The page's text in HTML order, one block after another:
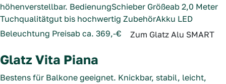
höhenverstellbar. BedienungSchieber Größeab 2,0 Meter
Tuchqualitätgut bis hochwertig ZubehörAkku LED
Beleuchtung Preisab ca. 369,-€ Zum Glatz Alu SMART
Glatz Vita Piana
Bestens für Balkone geeignet. Knickbar, stabil, leicht,